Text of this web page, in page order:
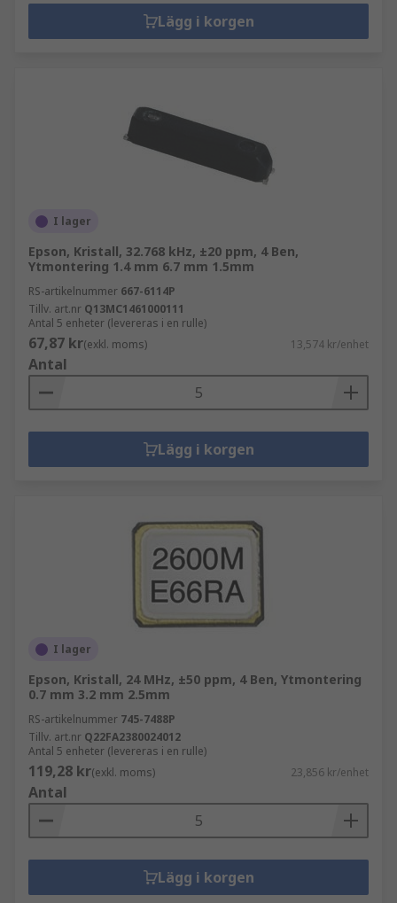
Lägg i korgen
I lager
Epson, Kristall, 32.768 kHz, ±20 ppm, 4 Ben,
Ytmontering 1.4 mm 6.7 mm 1.5mm
RS-artikelnummer 667-6114P
Tillv. art.nr Q13MC1461000111
Antal 5 enheter (levereras i en rulle)
67,87 kr(exkl. moms) 13,574 kr/enhet
Antal
Lägg i korgen
I lager
Epson, Kristall, 24 MHz, ±50 ppm, 4 Ben, Ytmontering
0.7 mm 3.2 mm 2.5mm
RS-artikelnummer 745-7488P
Tillv. art.nr Q22FA2380024012
Antal 5 enheter (levereras i en rulle)
119,28 kr(exkl. moms) 23,856 kr/enhet
Antal
Lägg i korgen